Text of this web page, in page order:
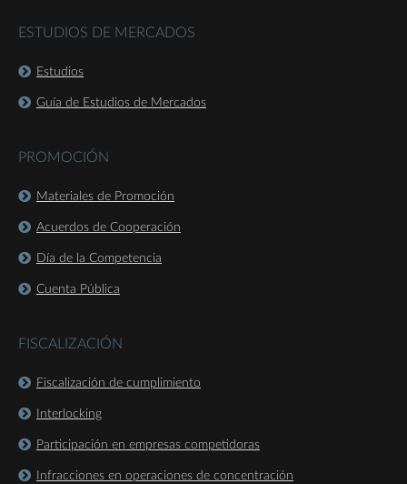
ESTUDIOS DE MERCADOS
Estudios
Guía de Estudios de Mercados
PROMOCIÓN
Materiales de Promoción
Acuerdos de Cooperación
Día de la Competencia
Cuenta Pública
FISCALIZACIÓN
Fiscalización de cumplimiento
Interlocking
Participación en empresas competidoras
Infracciones en operaciones de concentración